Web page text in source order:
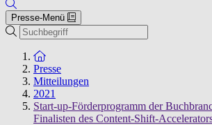
Presse-Menü
Suche
Zur Startseite
Presse
Mitteilungen
2021
Start-up-Förderprogramm der
Finalisten des Content-Shift-